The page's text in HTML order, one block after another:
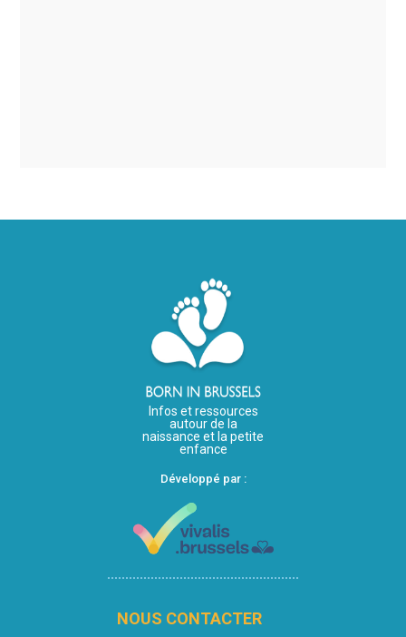
Infos et ressources
autour de la
naissance et la petite
enfance
Développé par :
NOUS CONTACTER